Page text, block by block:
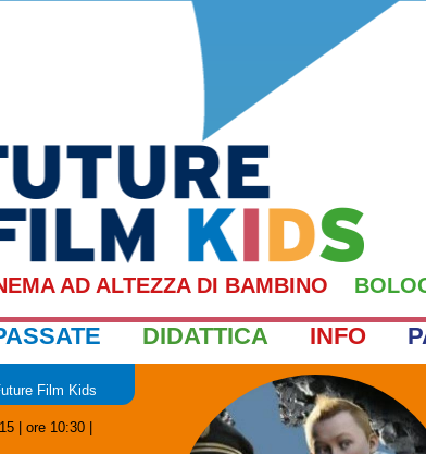
AD ALTEZZA DI BAMBINO
DIDATTICA INFO
Film Kids
| ore 10:30